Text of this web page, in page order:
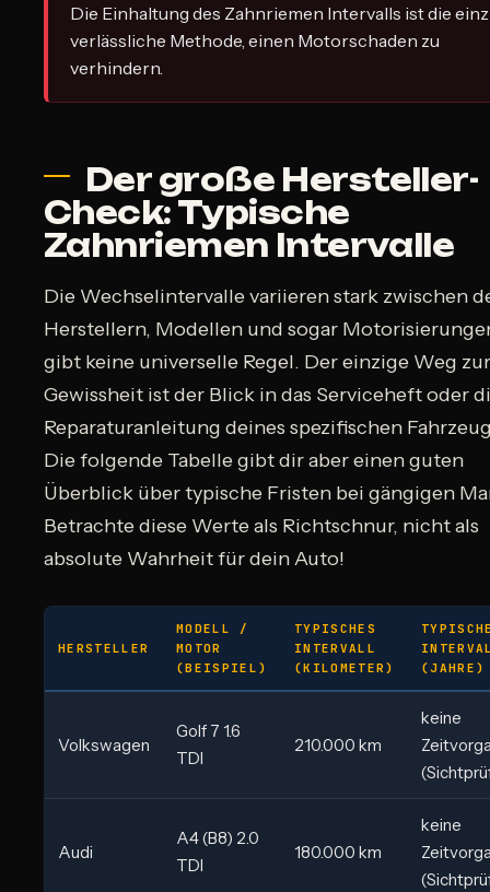
Die Einhaltung des Zahnriemen Intervalls ist die
verlässliche Methode, einen Motorschaden zu
verhindern.
Der große Hersteller-
Check: Typische
Zahnriemen Intervalle
Die Wechselintervalle variieren stark zwischen
Herstellern, Modellen und sogar
gibt keine universelle Regel. Der einzige Weg zur
Gewissheit ist der Blick in das Serviceheft oder
Reparaturanleitung deines spezifischen
Die folgende Tabelle gibt dir aber einen guten
Überblick über typische Fristen bei gängigen
Betrachte diese Werte als Richtschnur, nicht als
absolute Wahrheit für dein Auto!
HERSTELLER
MODELL /
MOTOR
(BEISPIEL)
TYPISCHES
INTERVALL
(KILOMETER)
(JAHRE)
Volkswagen
Golf 7 1.6
TDI
210.000 km
keine
Audi
A4 (B8) 2.0
TDI
180.000 km
keine